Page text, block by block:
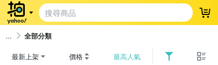
登
全部分類
最新上架 價格 最高人氣